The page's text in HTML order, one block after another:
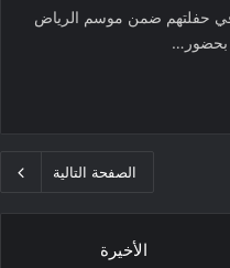
في حفلتهم ضمن موسم الرياض
الصفحة التالية
الأخيرة